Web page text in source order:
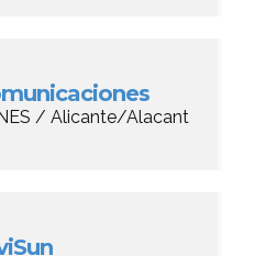
/ Alicante/Alacant